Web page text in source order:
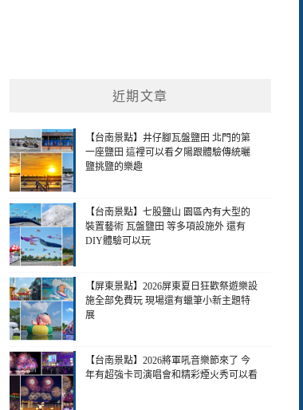
近期文章
【台南景點】井仔腳瓦盤鹽田 北門的第
一座鹽田 這裡可以看夕陽跟體驗傳統曬
鹽挑鹽的樂趣
【台南景點】七股鹽山 園區內有大型的
裝置藝術 瓦盤鹽田 等多項設施外 還有
DIY體驗可以玩
【屏東景點】2026屏東夏日狂歡祭遊樂設
施全部免費玩 現場還有蠟筆小新主題特
展
【台南景點】2026將軍吼音樂節來了 今
年有超強卡司演唱會和精彩煙火秀可以看